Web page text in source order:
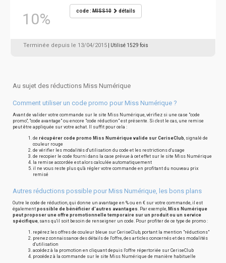
10% code :MISS10 détails
Terminée depuis le 13/04/2015 | Utilisé 1529 fois
Au sujet des réductions Miss Numérique
Comment utiliser un code promo pour Miss Numérique ?
Avant de valider votre commande sur le site Miss Numérique, vérifiez si une case "code
promo", "code avantage" ou encore "code réduction" est présente. Si c'est le cas, une remise
peut être appliquée sur votre achat. Il suffit pour cela :
de récupérer code promo Miss Numérique valide sur CeriseClub, signalé de
couleur rouge
de vérifier les modalités d'utilisation du code et les restrictions d'usage
de recopier le code fourni dans la case prévue à cet effet sur le site Miss Numérique
la remise accordée est alors calculée automatiquement
il ne vous reste plus qu'à régler votre commande en profitant du nouveau prix
remisé
Autres réductions possible pour Miss Numérique, les bons plans
Outre le code de réduction, qui donne un avantage en % ou en € sur votre commande, il est
également possible de bénéficier d'autres avantages. Par exemple, Miss Numérique
peut proposer une offre promotionnelle temporaire sur un produit ou un service
spécifique, sans qu'il soit besoin de renseigner un code. Pour profiter de ce type de promo :
repérez les offres de couleur bleue sur CeriseClub, portant la mention "réductions"
prenez connaissance des détails de l'offre, des articles concernés et des modalités
d'utilisation
accédez à la promotion en cliquant depuis l'offre répertoriée sur CeriseClub
procédez à la commande sur le site Miss Numérique de manière habituelle